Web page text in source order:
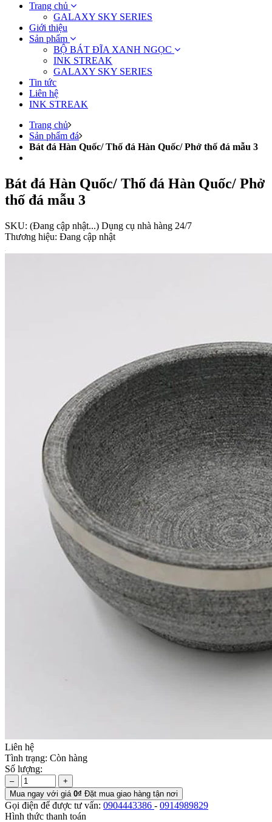
Trang chủ
GALAXY SKY SERIES
Giới thiệu
Sản phẩm
BỘ BÁT ĐĨA XANH NGỌC
INK STREAK
GALAXY SKY SERIES
Tin tức
Liên hệ
INK STREAK
Trang chủ
Sản phẩm đá
Bát đá Hàn Quốc/ Thố đá Hàn Quốc/ Phở thố đá mẫu 3
Bát đá Hàn Quốc/ Thố đá Hàn Quốc/ Phở
thố đá mẫu 3
SKU: (Đang cập nhật...) Dụng cụ nhà hàng 24/7
Thương hiệu: Đang cập nhật
Liên hệ
Tình trạng: Còn hàng
Số lượng:
–
+
Mua ngay với giá 0₫ Đặt mua giao hàng tận nơi
Gọi điện để được tư vấn: 0904443386 - 0914989829
Hình thức thanh toán